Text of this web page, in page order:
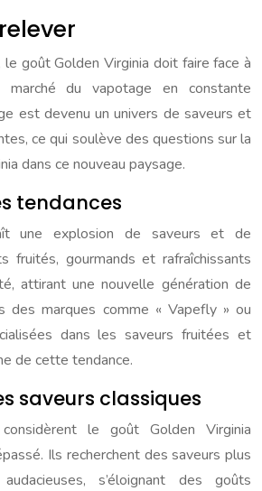
goût Golden Virginia doit faire face à
du vapotage en constante
est devenu un univers de saveurs et
ce qui soulève des questions sur la
dans ce nouveau paysage.
tendances
une explosion de saveurs et de
fruités, gourmands et rafraîchissants
attirant une nouvelle génération de
des marques comme « Vapefly » ou
dans les saveurs fruitées et
de cette tendance.
saveurs classiques
le goût Golden Virginia
Ils recherchent des saveurs plus
s’éloignant des goûts